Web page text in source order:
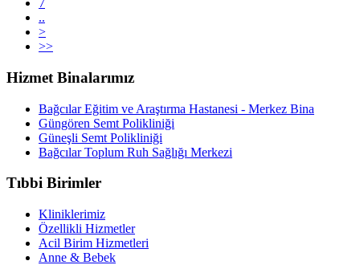
7
..
>
>>
Hizmet Binalarımız
Bağcılar Eğitim ve Araştırma Hastanesi - Merkez Bina
Güngören Semt Polikliniği
Güneşli Semt Polikliniği
Bağcılar Toplum Ruh Sağlığı Merkezi
Tıbbi Birimler
Kliniklerimiz
Özellikli Hizmetler
Acil Birim Hizmetleri
Anne & Bebek